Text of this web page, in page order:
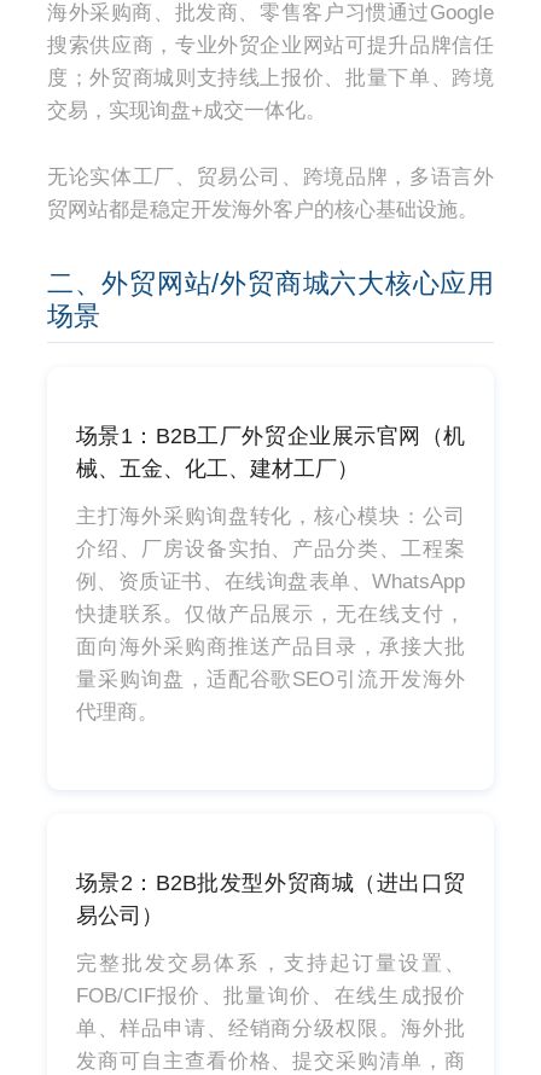
海外采购商、批发商、零售客户习惯通过Google
搜索供应商，专业外贸企业网站可提升品牌信任
度；外贸商城则支持线上报价、批量下单、跨境
交易，实现询盘+成交一体化。
无论实体工厂、贸易公司、跨境品牌，多语言外
贸网站都是稳定开发海外客户的核心基础设施。
二、外贸网站/外贸商城六大核心应用
场景
场景1：B2B工厂外贸企业展示官网（机
械、五金、化工、建材工厂）
主打海外采购询盘转化，核心模块：公司
介绍、厂房设备实拍、产品分类、工程案
例、资质证书、在线询盘表单、WhatsApp
快捷联系。仅做产品展示，无在线支付，
面向海外采购商推送产品目录，承接大批
量采购询盘，适配谷歌SEO引流开发海外
代理商。
场景2：B2B批发型外贸商城（进出口贸
易公司）
完整批发交易体系，支持起订量设置、
FOB/CIF报价、批量询价、在线生成报价
单、样品申请、经销商分级权限。海外批
发商可自主查看价格、提交采购清单，商